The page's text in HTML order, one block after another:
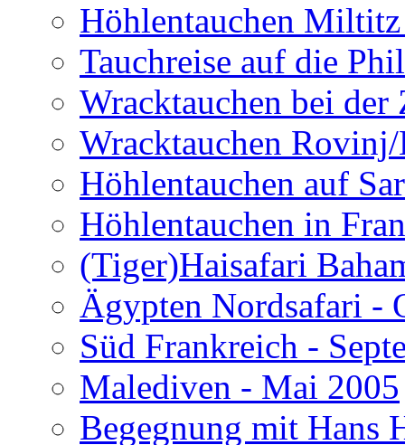
Höhlentauchen
Tauchreise auf die
Wracktauchen bei der
Wracktauchen
Höhlentauchen auf
Höhlentauchen in
(Tiger)Haisafari
Ägypten Nordsafari -
Süd Frankreich -
Malediven - Mai 2005
Begegnung mit Hans